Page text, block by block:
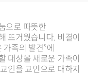
으로 따뜻한
뜨거웠습니다. 비결이
족의 발견”에
대상을 새로운 가족이
인을 교인으로 대하지